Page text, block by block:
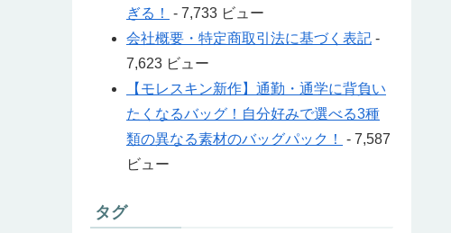
ぎる！
- 7,733 ビュー
会社概要・特定商取引法に基づく表記 -
7,623 ビュー
【モレスキン新作】通勤・通学に背負い
たくなるバッグ！自分好みで選べる3種
類の異なる素材のバッグパック！
- 7,587
ビュー
タグ